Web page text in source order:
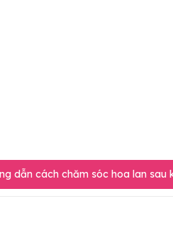
dẫn cách chăm sóc hoa lan sau